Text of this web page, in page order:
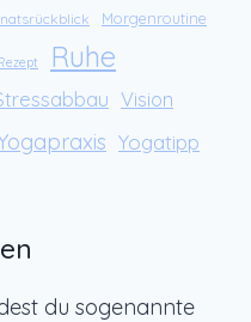
Morgenroutine
Ruhe
Vision
Yogatipp
du sogenannte